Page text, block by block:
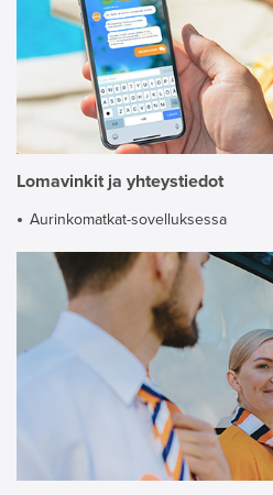
Lomavinkit ja yhteystiedot
Aurinkomatkat-sovelluksessa